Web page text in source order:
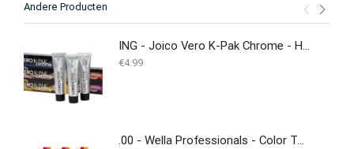
Andere Producten
ING - Joico Vero K-Pak Chrome - Haarverf
€4.99
.00 - Wella Professionals - Color Touch - 60ml